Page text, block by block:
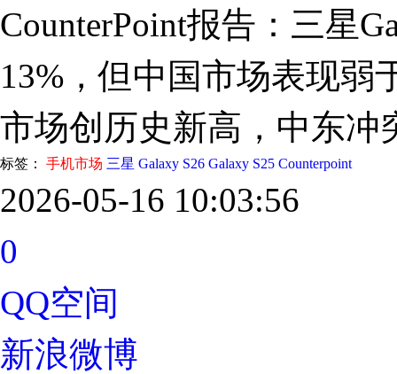
CounterPoint报告：三星
13%，但中国市场表现弱
市场创历史新高，中东冲
标签： 手机市场 三星 Galaxy S26 Galaxy S25 Counterpoint
2026-05-16 10:03:56
0
QQ空间
新浪微博